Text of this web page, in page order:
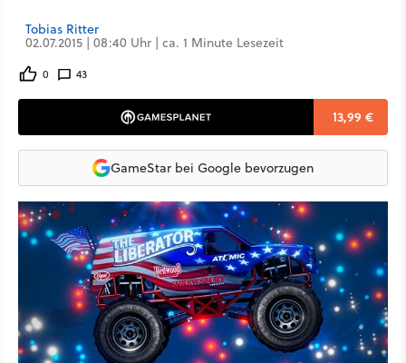
Tobias Ritter
02.07.2015 | 08:40 Uhr | ca. 1 Minute Lesezeit
0 43
13,99 €
GameStar bei Google bevorzugen